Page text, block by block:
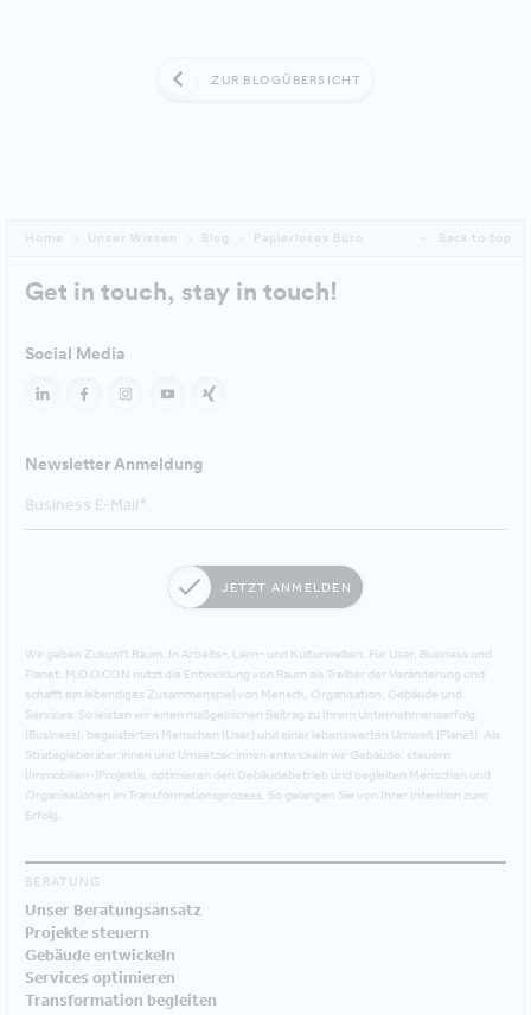
ZUR BLOGÜBERSICHT
Home Unser Wissen Blog Papierloses Büro Back to top
Get in touch, stay in touch!
Social Media
Newsletter Anmeldung
JETZT ANMELDEN
Wir geben Zukunft Raum. In Arbeits-, Lern- und Kulturwelten. Für User, Business und
Planet. M.O.O.CON nutzt die Entwicklung von Raum als Treiber der Veränderung und
schafft ein lebendiges Zusammenspiel von Mensch, Organisation, Gebäude und
Services. So leisten wir einen maßgeblichen Beitrag zu Ihrem Unternehmenserfolg
(Business), begeisterten Menschen (User) und einer lebenswerten Umwelt (Planet). Als
Strategieberater:innen und Umsetzer:innen entwickeln wir Gebäude, steuern
(Immobilien-)Projekte, optimieren den Gebäudebetrieb und begleiten Menschen und
Organisationen im Transformationsprozess. So gelangen Sie von Ihrer Intention zum
Erfolg.
BERATUNG
Unser Beratungsansatz
Projekte steuern
Gebäude entwickeln
Services optimieren
Transformation begleiten